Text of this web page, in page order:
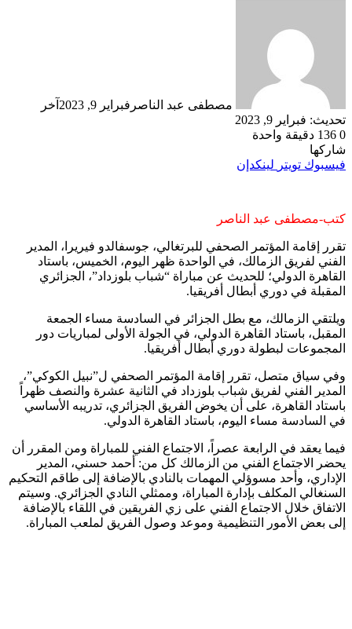
مصطفى عبد الناصر فبراير 9, 2023
آخر
تحديث: فبراير 9, 2023
0
دقيقة واحدة
شاركها
فيسبوك تويتر لينكدإن
كتب-مصطفى عبد الناصر
تقرر إقامة المؤتمر الصحفي للبرتغالي، جوسفالدو فيريرا، المدير
الفني لفريق الزمالك، في الواحدة ظهر اليوم، الخميس، باستاد
القاهرة الدولي؛ للحديث عن مباراة “شباب بلوزداد”، الجزائري
المقبلة في دوري أبطال أفريقيا.
ويلتقي الزمالك، مع بطل الجزائر في السادسة مساء الجمعة
المقبل، باستاد القاهرة الدولي، في الجولة الأولى لمباريات دور
المجموعات لبطولة دوري أبطال أفريقيا.
وفي سياق متصل، تقرر إقامة المؤتمر الصحفي ل”نبيل الكوكي”،
المدير الفني لفريق شباب بلوزداد في الثانية عشرة والنصف ظهراً
باستاد القاهرة، على أن يخوض الفريق الجزائري، تدريبه الأساسي
في السادسة مساء اليوم، باستاد القاهرة الدولي.
فيما يعقد في الرابعة عصراً، الاجتماع الفني للمباراة ومن المقرر أن
يحضر الاجتماع الفني من الزمالك كل من: أحمد حسني، المدير
الإداري، وأحد مسوؤلي المهمات بالنادي بالإضافة إلى طاقم التحكيم
السنغالي المكلف بإدارة المباراة، وممثلي النادي الجزائري. وسيتم
الاتفاق خلال الاجتماع الفني على زي الفريقين في اللقاء بالإضافة
إلى بعض الأمور التنظيمية وموعد وصول الفريق لملعب المباراة.